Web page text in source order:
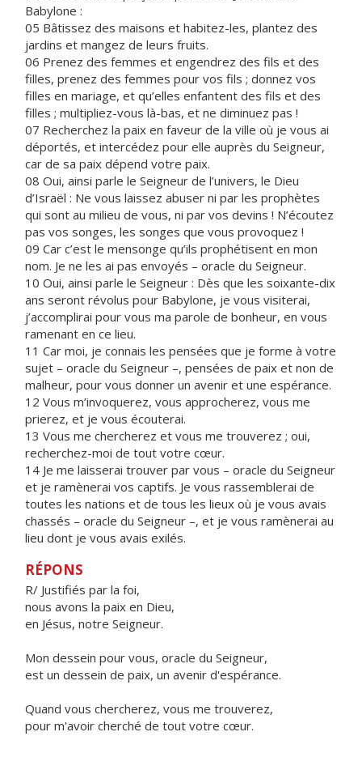
Babylone :
05 Bâtissez des maisons et habitez-les, plantez des
jardins et mangez de leurs fruits.
06 Prenez des femmes et engendrez des fils et des
filles, prenez des femmes pour vos fils ; donnez vos
filles en mariage, et qu’elles enfantent des fils et des
filles ; multipliez-vous là-bas, et ne diminuez pas !
07 Recherchez la paix en faveur de la ville où je vous ai
déportés, et intercédez pour elle auprès du Seigneur,
car de sa paix dépend votre paix.
08 Oui, ainsi parle le Seigneur de l’univers, le Dieu
d’Israël : Ne vous laissez abuser ni par les prophètes
qui sont au milieu de vous, ni par vos devins ! N’écoutez
pas vos songes, les songes que vous provoquez !
09 Car c’est le mensonge qu’ils prophétisent en mon
nom. Je ne les ai pas envoyés – oracle du Seigneur.
10 Oui, ainsi parle le Seigneur : Dès que les soixante-dix
ans seront révolus pour Babylone, je vous visiterai,
j’accomplirai pour vous ma parole de bonheur, en vous
ramenant en ce lieu.
11 Car moi, je connais les pensées que je forme à votre
sujet – oracle du Seigneur –, pensées de paix et non de
malheur, pour vous donner un avenir et une espérance.
12 Vous m’invoquerez, vous approcherez, vous me
prierez, et je vous écouterai.
13 Vous me chercherez et vous me trouverez ; oui,
recherchez-moi de tout votre cœur.
14 Je me laisserai trouver par vous – oracle du Seigneur
et je ramènerai vos captifs. Je vous rassemblerai de
toutes les nations et de tous les lieux où je vous avais
chassés – oracle du Seigneur –, et je vous ramènerai au
lieu dont je vous avais exilés.
RÉPONS
R/ Justifiés par la foi,
nous avons la paix en Dieu,
en Jésus, notre Seigneur.
Mon dessein pour vous, oracle du Seigneur,
est un dessein de paix, un avenir d'espérance.
Quand vous chercherez, vous me trouverez,
pour m'avoir cherché de tout votre cœur.